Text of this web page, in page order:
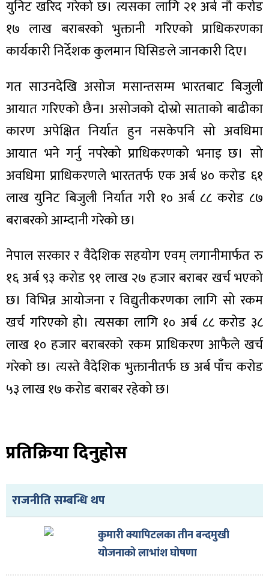
युनिट खरिद गरेको छ। त्यसका लागि २१ अर्ब नौ करोड
१७ लाख बराबरको भुक्तानी गरिएको प्राधिकरणका
कार्यकारी निर्देशक कुलमान घिसिङले जानकारी दिए।
गत साउनदेखि असोज मसान्तसम्म भारतबाट बिजुली
आयात गरिएको छैन। असोजको दोस्रो साताको बाढीका
कारण अपेक्षित निर्यात हुन नसकेपनि सो अवधिमा
आयात भने गर्नु नपरेको प्राधिकरणको भनाइ छ। सो
अवधिमा प्राधिकरणले भारततर्फ एक अर्ब ४० करोड ६१
लाख युनिट बिजुली निर्यात गरी १० अर्ब ८८ करोड ८७
बराबरको आम्दानी गरेको छ।
नेपाल सरकार र वैदेशिक सहयोग एवम् लगानीमार्फत रु
१६ अर्ब ९३ करोड ९१ लाख २७ हजार बराबर खर्च भएको
छ। विभिन्न आयोजना र विद्युतीकरणका लागि सो रकम
खर्च गरिएको हो। त्यसका लागि १० अर्ब ८८ करोड ३८
लाख १० हजार बराबरको रकम प्राधिकरण आफैले खर्च
गरेको छ। त्यस्ते वैदेशिक भुक्तानीतर्फ छ अर्ब पाँच करोड
५३ लाख १७ करोड बराबर रहेको छ।
प्रतिक्रिया दिनुहोस
राजनीति सम्बन्धि थप
कुमारी क्यापिटलका तीन बन्दमुखी
योजनाको लाभांश घोषणा